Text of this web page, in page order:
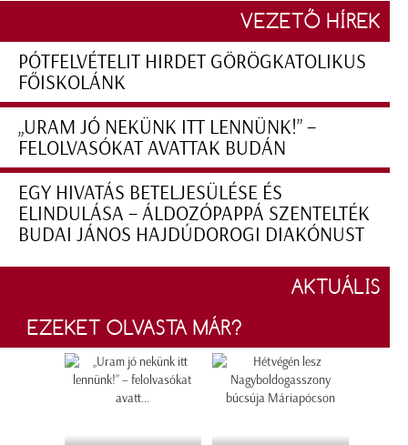
VEZETŐ HÍREK
PÓTFELVÉTELIT HIRDET GÖRÖGKATOLIKUS
FŐISKOLÁNK
„URAM JÓ NEKÜNK ITT LENNÜNK!” –
FELOLVASÓKAT AVATTAK BUDÁN
EGY HIVATÁS BETELJESÜLÉSE ÉS
ELINDULÁSA – ÁLDOZÓPAPPÁ SZENTELTÉK
BUDAI JÁNOS HAJDÚDOROGI DIAKÓNUST
AKTUÁLIS
EZEKET OLVASTA MÁR?